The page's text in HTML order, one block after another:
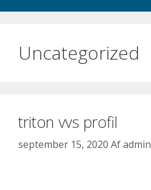
Uncategorized
triton vvs profil
september 15, 2020 Afadmin